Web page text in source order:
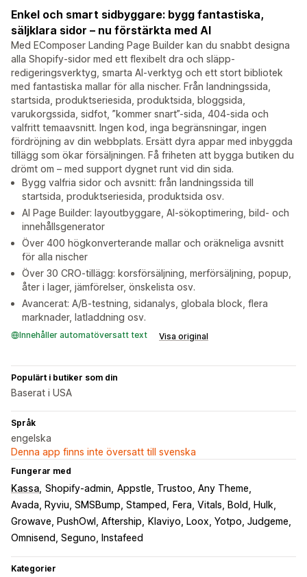
Enkel och smart sidbyggare: bygg fantastiska,
säljklara sidor – nu förstärkta med AI
Med EComposer Landing Page Builder kan du snabbt designa
alla Shopify-sidor med ett flexibelt dra och släpp-
redigeringsverktyg, smarta AI-verktyg och ett stort bibliotek
med fantastiska mallar för alla nischer. Från landningssida,
startsida, produktseriesida, produktsida, bloggsida,
varukorgssida, sidfot, ”kommer snart”-sida, 404-sida och
valfritt temaavsnitt. Ingen kod, inga begränsningar, ingen
fördröjning av din webbplats. Ersätt dyra appar med inbyggda
tillägg som ökar försäljningen. Få friheten att bygga butiken du
drömt om – med support dygnet runt vid din sida.
Bygg valfria sidor och avsnitt: från landningssida till
startsida, produktseriesida, produktsida osv.
AI Page Builder: layoutbyggare, AI-sökoptimering, bild- och
innehållsgenerator
Över 400 högkonverterande mallar och oräkneliga avsnitt
för alla nischer
Över 30 CRO-tillägg: korsförsäljning, merförsäljning, popup,
åter i lager, jämförelser, önskelista osv.
Avancerat: A/B-testning, sidanalys, globala block, flera
marknader, latladdning osv.
Innehåller automatöversatt text Visa original
Populärt i butiker som din
Baserat i USA
Språk
engelska
Denna app finns inte översatt till svenska
Fungerar med
Kassa Shopify-admin Appstle, Trustoo, Any Theme
Avada, Ryviu, SMSBump, Stamped
Fera, Vitals, Bold, Hulk
Growave, PushOwl, Aftership
Klaviyo, Loox, Yotpo, Judgeme
Omnisend, Seguno, Instafeed
Kategorier